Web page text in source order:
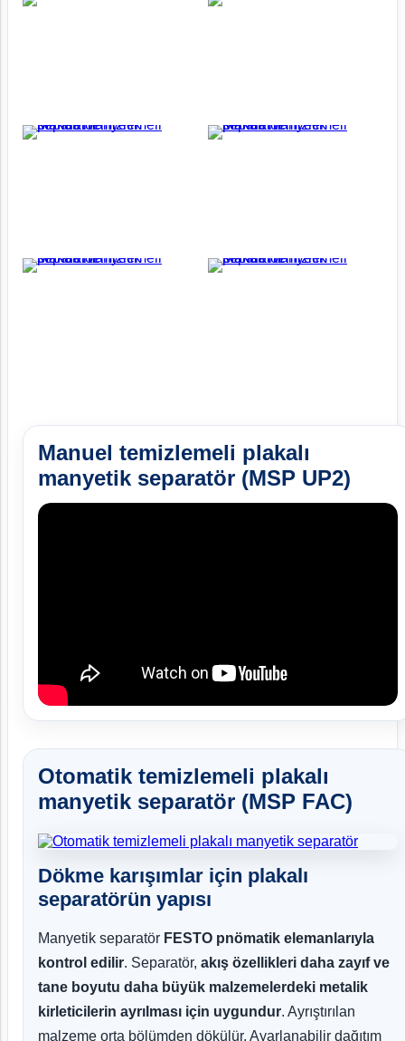
Manuel temizlemeli plakalı
manyetik separatör (MSP UP2)
Otomatik temizlemeli plakalı
manyetik separatör (MSP FAC)
Dökme karışımlar için plakalı
separatörün yapısı
Manyetik separatör FESTO pnömatik elemanlarıyla
kontrol edilir. Separatör, akış özellikleri daha zayıf ve
tane boyutu daha büyük malzemelerdeki metalik
kirleticilerin ayrılması için uygundur. Ayrıştırılan
malzeme orta bölümden dökülür. Ayarlanabilir dağıtım